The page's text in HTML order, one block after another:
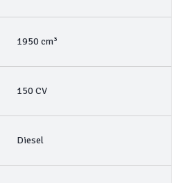
1950 cm³
150 CV
Diesel